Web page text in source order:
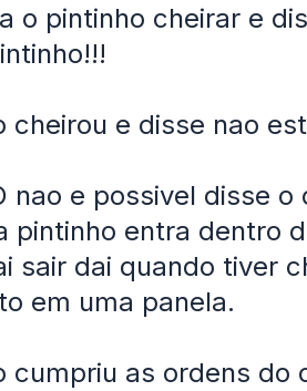
o pintinho cheirar e
cheirou e disse nao
nao e possivel disse
pintinho entra dentro
sair dai quando tiver
em uma panela.
cumpriu as ordens do